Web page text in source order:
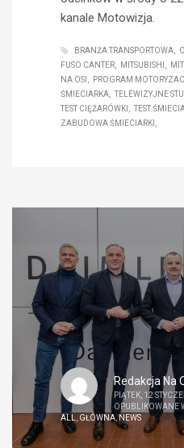
kanale Motowizja.
BRANŻA TRANSPORTOWA
FUSO CANTER
MITSUBISHI
NA OSI
PROGRAM
ŚMIECIARKA
TELEWIZYJNE
TEST CIĘŻARÓWKI
TEST
ZABUDOWA ŚMIECIARKI
Redakcja Na
PIĄTEK, 12
OPUBLIKOWANE
ALL
GŁÓWNA,NEWS